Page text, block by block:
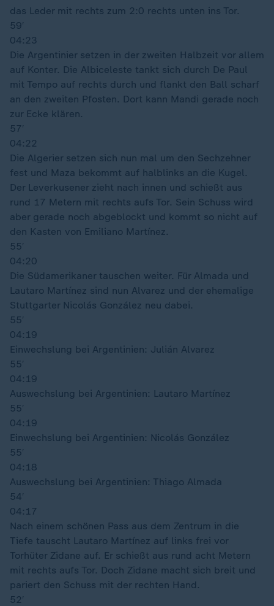
das Leder mit rechts zum 2:0 rechts unten ins Tor.
59′
04:23
Die Argentinier setzen in der zweiten Halbzeit vor allem
auf Konter. Die Albiceleste tankt sich durch De Paul
mit Tempo auf rechts durch und flankt den Ball scharf
an den zweiten Pfosten. Dort kann Mandi gerade noch
zur Ecke klären.
57′
04:22
Die Algerier setzen sich nun mal um den Sechzehner
fest und Maza bekommt auf halblinks an die Kugel.
Der Leverkusener zieht nach innen und schießt aus
rund 17 Metern mit rechts aufs Tor. Sein Schuss wird
aber gerade noch abgeblockt und kommt so nicht auf
den Kasten von Emiliano Martínez.
55′
04:20
Die Südamerikaner tauschen weiter. Für Almada und
Lautaro Martínez sind nun Alvarez und der ehemalige
Stuttgarter Nicolás González neu dabei.
55′
04:19
Einwechslung bei Argentinien: Julián Alvarez
55′
04:19
Auswechslung bei Argentinien: Lautaro Martínez
55′
04:19
Einwechslung bei Argentinien: Nicolás González
55′
04:18
Auswechslung bei Argentinien: Thiago Almada
54′
04:17
Nach einem schönen Pass aus dem Zentrum in die
Tiefe tauscht Lautaro Martínez auf links frei vor
Torhüter Zidane auf. Er schießt aus rund acht Metern
mit rechts aufs Tor. Doch Zidane macht sich breit und
pariert den Schuss mit der rechten Hand.
52′